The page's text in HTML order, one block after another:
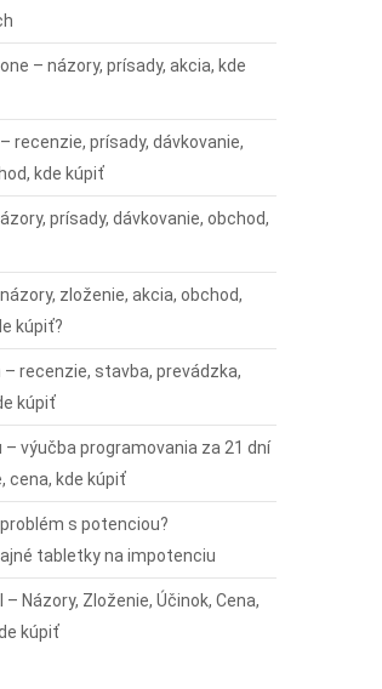
– názory, prísady, akcia, kde
recenzie, prísady, dávkovanie,
kde kúpiť
prísady, dávkovanie, obchod,
zloženie, akcia, obchod,
kúpiť?
– recenzie, stavba, prevádzka,
kúpiť
– výučba programovania za 21 dní
cena, kde kúpiť
s potenciou?
tabletky na impotenciu
– Názory, Zloženie, Účinok, Cena,
kúpiť